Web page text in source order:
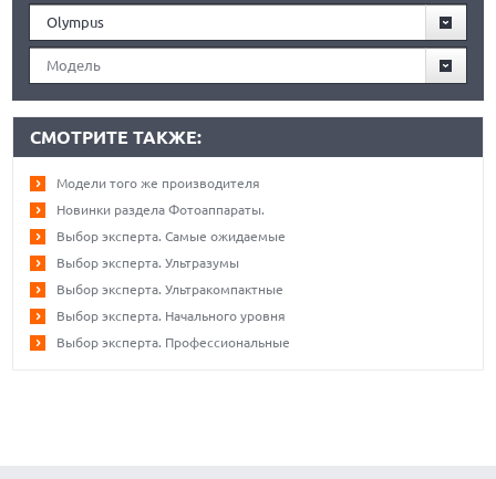
Olympus
Модель
СМОТРИТЕ ТАКЖЕ:
Модели того же производителя
Новинки раздела Фотоаппараты.
Выбор эксперта. Самые ожидаемые
Выбор эксперта. Ультразумы
Выбор эксперта. Ультракомпактные
Выбор эксперта. Начального уровня
Выбор эксперта. Профессиональные